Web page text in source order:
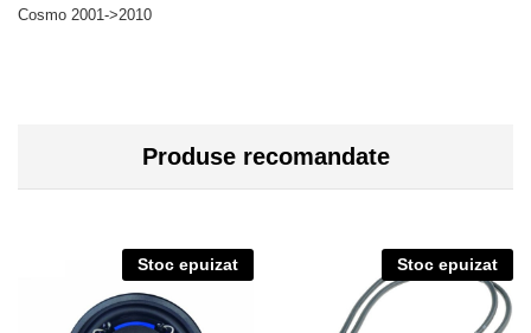
Cosmo 2001->2010
Produse recomandate
Stoc epuizat Stoc epuizat